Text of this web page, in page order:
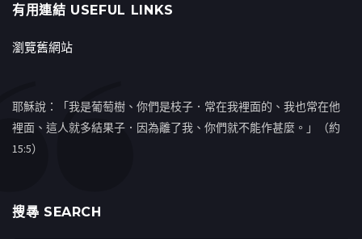
有用連結 USEFUL LINKS
瀏覽舊網站
耶穌說：「我是葡萄樹、你們是枝子．常在我裡面的、我也常在他
裡面、這人就多結果子．因為離了我、你們就不能作甚麼。」（約
15:5）
搜㝷 SEARCH